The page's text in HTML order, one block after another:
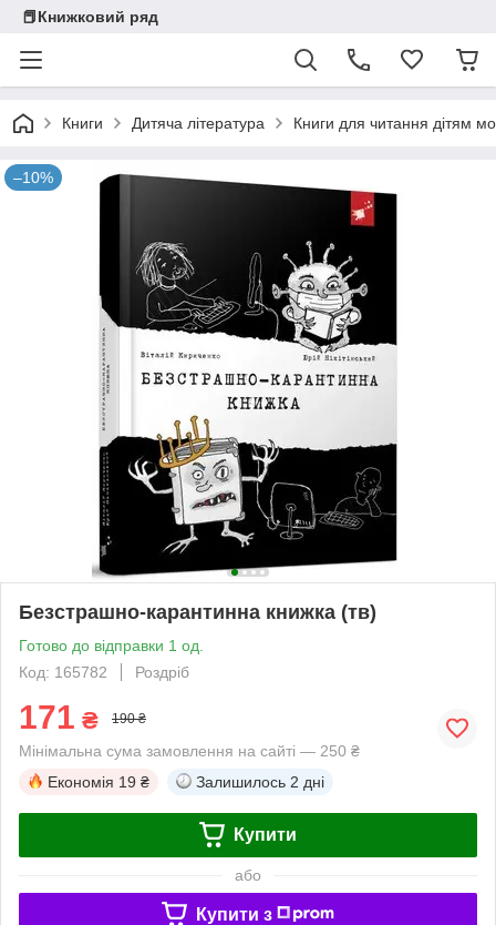
📕Книжковий ряд
Книги Дитяча література Книги для читання дітям
–10%
Безстрашно-карантинна книжка (тв)
Готово до відправки 1 од.
Код: 165782
Роздріб
171 ₴ 190 ₴
Мінімальна сума замовлення на сайті — 250 ₴
Економія 19 ₴ Залишилось 2 дні
Купити
або
Купити з